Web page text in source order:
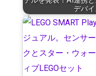
デバ